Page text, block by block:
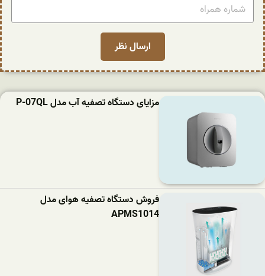
مزایای دستگاه تصفیه آب مدل P-07QL
فروش دستگاه تصفیه هوای مدل
APMS1014